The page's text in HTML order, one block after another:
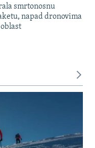
smrtonosnu
napad dronovima